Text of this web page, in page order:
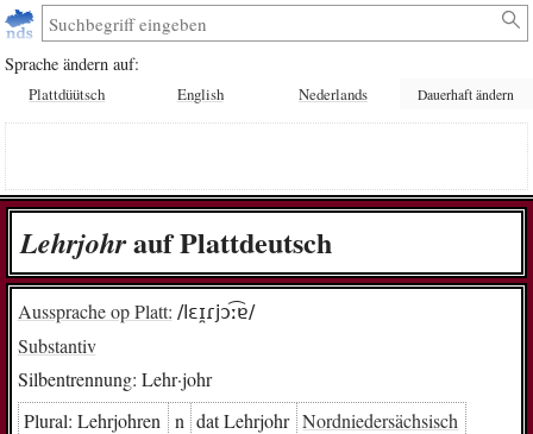
Sprache ändern auf:
Plattdüütsch English Nederlands Dauerhaft ändern
Lehr­johrauf Plattdeutsch
Aussprache op Platt: /lɛɪ̯ɾjɔː͡ɐ/
Substantiv
Silbentrennung: Lehr·johr
Plural:Lehr­joh­ren n dat Lehr­johr Nordnieder­sächsisch